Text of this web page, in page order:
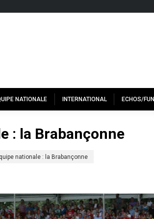
NATIONALE INTERNATIONAL ECHOS/FUN
: la Brabançonne
nationale : la Brabançonne